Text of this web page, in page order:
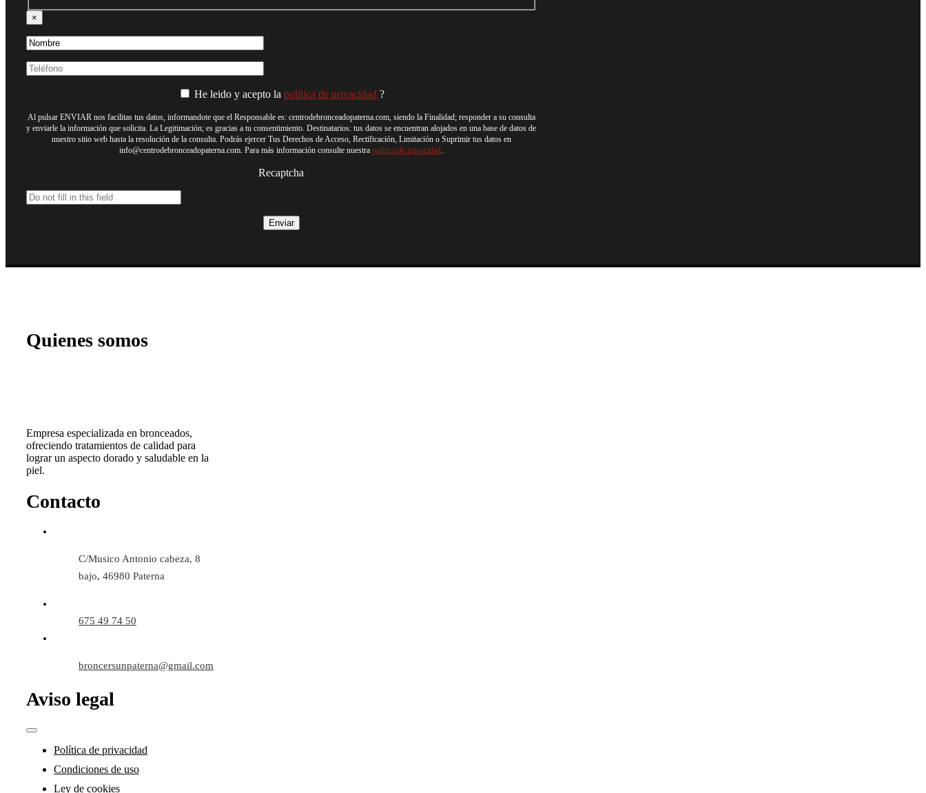
×
He leido y acepto lapolítica de privacidad ?
Al pulsar ENVIAR nos facilitas tus datos, informandote que el Responsable es: centrodebronceadopaterna.com, siendo la Finalidad; responder a su consulta
y enviarle la información que solicita. La Legitimación; es gracias a tu consentimiento. Destinatarios: tus datos se encuentran alojados en una base de datos de
nuestro sitio web hasta la resolución de la consulta. Podrás ejercer Tus Derechos de Acceso, Rectificación, Limitación o Suprimir tus datos en
info@centrodebronceadopaterna.com. Para más información consulte nuestrapolítica de privacidad.
Recaptcha
Quienes somos
Empresa especializada en bronceados,
ofreciendo tratamientos de calidad para
lograr un aspecto dorado y saludable en la
piel.
Contacto
C/Musico Antonio cabeza, 8
bajo, 46980 Paterna
675 49 74 50
broncersunpaterna@gmail.com
Aviso legal
Toggle
NavigationPolítica de privacidad
Condiciones de uso
Ley de cookies